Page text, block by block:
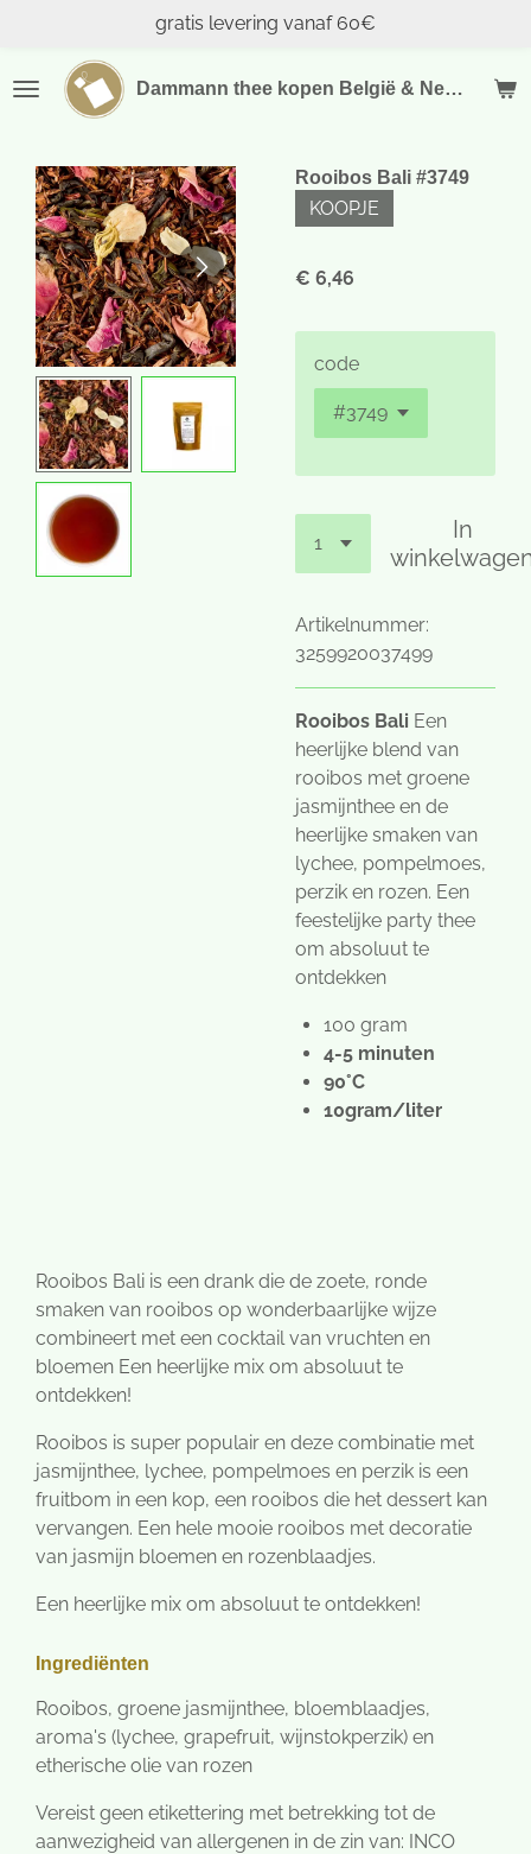
naar
Dammann thee kopen België & Nederland
gratis levering vanaf 60€
Rooibos Bali #3749
KOOPJE
€ 6,46
code
In
Artikelnummer:
3259920037499
Rooibos Bali Een
heerlijke blend van
rooibos met groene
jasmijnthee en de
heerlijke smaken van
lychee, pompelmoes,
perzik en rozen. Een
feestelijke party thee
om absoluut te
ontdekken
100 gram
4-5 minuten
90°C
10gram/liter
Rooibos Bali is een drank die de zoete, ronde
smaken van rooibos op wonderbaarlijke wijze
combineert met een cocktail van vruchten en
bloemen Een heerlijke mix om absoluut te
ontdekken!
Rooibos is super populair en deze combinatie met
jasmijnthee, lychee, pompelmoes en perzik is een
fruitbom in een kop, een rooibos die het dessert kan
vervangen. Een hele mooie rooibos met decoratie
van jasmijn bloemen en rozenblaadjes.
Een heerlijke mix om absoluut te ontdekken!
Ingrediënten
Rooibos, groene jasmijnthee, bloemblaadjes,
aroma's (lychee, grapefruit, wijnstokperzik) en
etherische olie van rozen
Vereist geen etikettering met betrekking tot de
aanwezigheid van allergenen in de zin van: INCO